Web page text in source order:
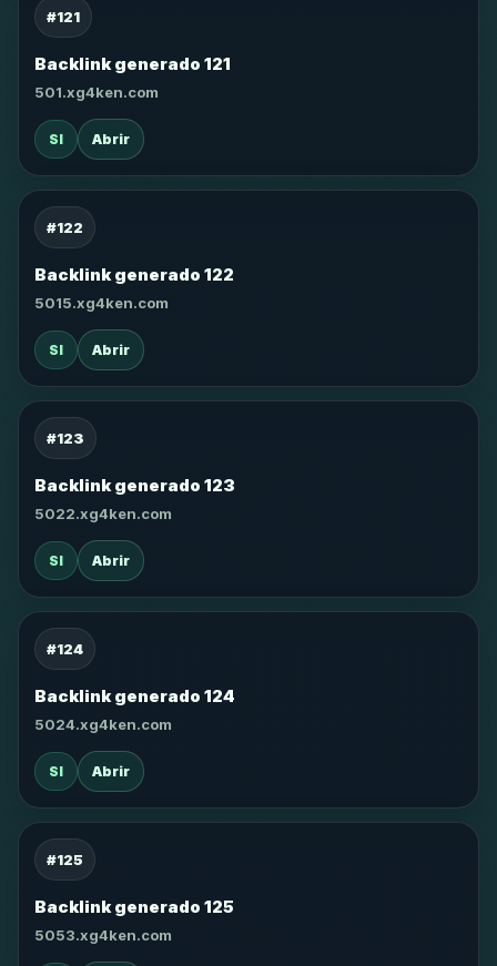
#121
Backlink generado 121
501.xg4ken.com
SI Abrir
#122
Backlink generado 122
5015.xg4ken.com
SI Abrir
#123
Backlink generado 123
5022.xg4ken.com
SI Abrir
#124
Backlink generado 124
5024.xg4ken.com
SI Abrir
#125
Backlink generado 125
5053.xg4ken.com